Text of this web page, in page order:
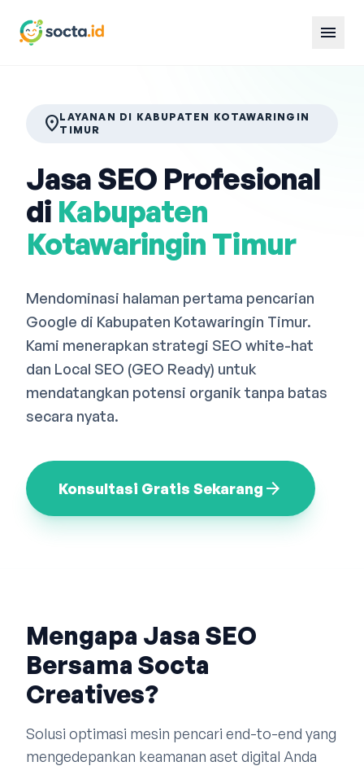
menu
location_onLAYANAN DI KABUPATEN KOTAWARINGIN
TIMUR
Jasa SEO Profesional
di Kabupaten
Kotawaringin Timur
Mendominasi halaman pertama pencarian
Google di Kabupaten Kotawaringin Timur.
Kami menerapkan strategi SEO white-hat
dan Local SEO (GEO Ready) untuk
mendatangkan potensi organik tanpa batas
secara nyata.
Konsultasi Gratis Sekarang arrow_forward
Mengapa Jasa SEO
Bersama Socta
Creatives?
Solusi optimasi mesin pencari end-to-end yang
mengedepankan keamanan aset digital Anda